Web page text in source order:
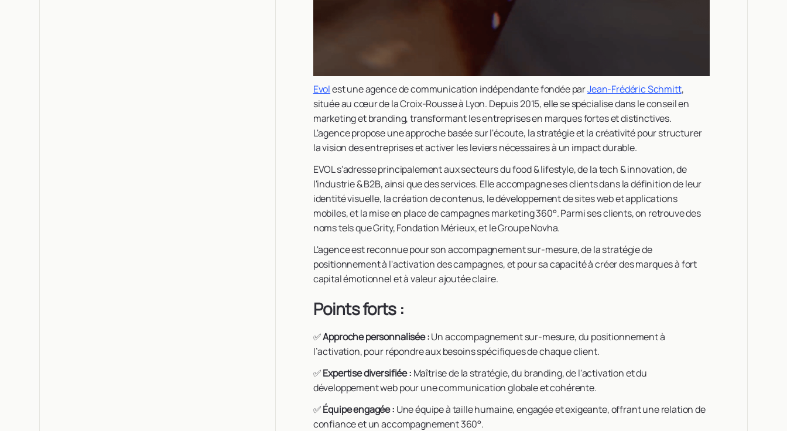
Evolest une agence de communication indépendante fondée parJean-Frédéric Schmitt,
située au cœur de la Croix-Rousse à Lyon. Depuis 2015, elle se spécialise dans le conseil en
marketing et branding, transformant les entreprises en marques fortes et distinctives.
L'agence propose une approche basée sur l'écoute, la stratégie et la créativité pour structurer
la vision des entreprises et activer les leviers nécessaires à un impact durable.
EVOL s'adresse principalement aux secteurs du food & lifestyle, de la tech & innovation, de
l'industrie & B2B, ainsi que des services. Elle accompagne ses clients dans la définition de leur
identité visuelle, la création de contenus, le développement de sites web et applications
mobiles, et la mise en place de campagnes marketing 360°. Parmi ses clients, on retrouve des
noms tels que Grity, Fondation Mérieux, et le Groupe Novha.
L'agence est reconnue pour son accompagnement sur-mesure, de la stratégie de
positionnement à l'activation des campagnes, et pour sa capacité à créer des marques à fort
capital émotionnel et à valeur ajoutée claire.
Points forts :
✅Approche personnalisée :Un accompagnement sur-mesure, du positionnement à
l’activation, pour répondre aux besoins spécifiques de chaque client.
✅Expertise diversifiée : Maîtrise de la stratégie, du branding, de l'activation et du
développement web pour une communication globale et cohérente.
✅Équipe engagée : Une équipe à taille humaine, engagée et exigeante, offrant une relation de
confiance et un accompagnement 360°.